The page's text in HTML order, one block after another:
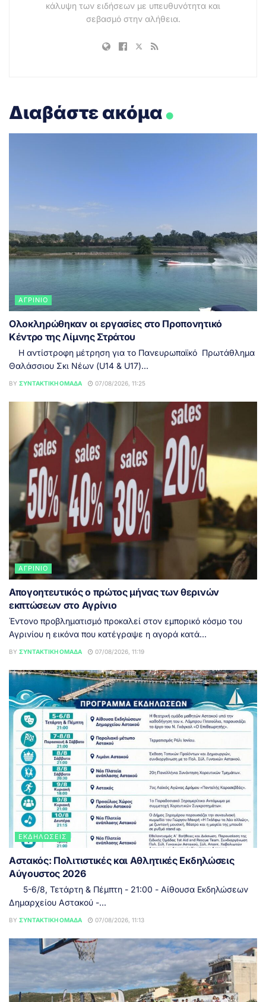
κάλυψη των ειδήσεων με υπευθυνότητα και
σεβασμό στην αλήθεια.
Διαβάστε ακόμα.
ΑΓΡΊΝΙΟ
Ολοκληρώθηκαν οι εργασίες στο Προπονητικό
Κέντρο της Λίμνης Στράτου
Η αντίστροφη μέτρηση για το Πανευρωπαϊκό Πρωτάθλημα
Θαλάσσιου Σκι Νέων (U14 & U17)...
BY ΣΥΝΤΑΚΤΙΚΉ ΟΜΆΔΑ 07/08/2026, 11:25
ΑΓΡΊΝΙΟ
Απογοητευτικός ο πρώτος μήνας των θερινών
εκπτώσεων στο Αγρίνιο
Έντονο προβληματισμό προκαλεί στον εμπορικό κόσμο του
Αγρινίου η εικόνα που κατέγραψε η αγορά κατά...
BY ΣΥΝΤΑΚΤΙΚΉ ΟΜΆΔΑ 07/08/2026, 11:19
ΕΚΔΗΛΏΣΕΙΣ
Αστακός: Πολιτιστικές και Αθλητικές Εκδηλώσεις
Αύγουστος 2026
5-6/8, Τετάρτη & Πέμπτη - 21:00 - Αίθουσα Εκδηλώσεων
Δημαρχείου Αστακού -...
BY ΣΥΝΤΑΚΤΙΚΉ ΟΜΆΔΑ 07/08/2026, 11:13